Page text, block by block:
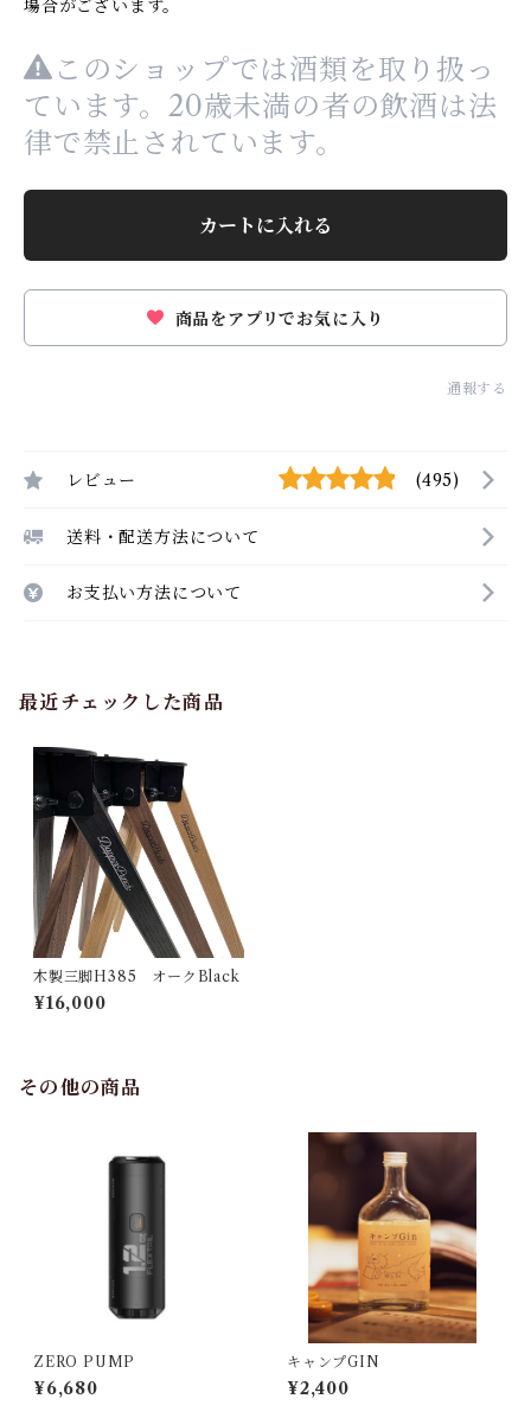
場合がございます。
このショップでは酒類を取り扱っ
ています。20歳未満の者の飲酒は法
律で禁止されています。
カートに入れる
商品をアプリでお気に入り
通報する
レビュー (495)
送料・配送方法について
お支払い方法について
最近チェックした商品
木製三脚H385 オークBlack
¥16,000
その他の商品
ZERO PUMP
¥6,680
キャンプGIN
¥2,400